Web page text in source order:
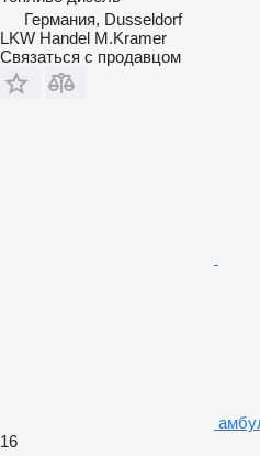
Германия, Dusseldorf
LKW Handel M.Kramer
Связаться с продавцом
16